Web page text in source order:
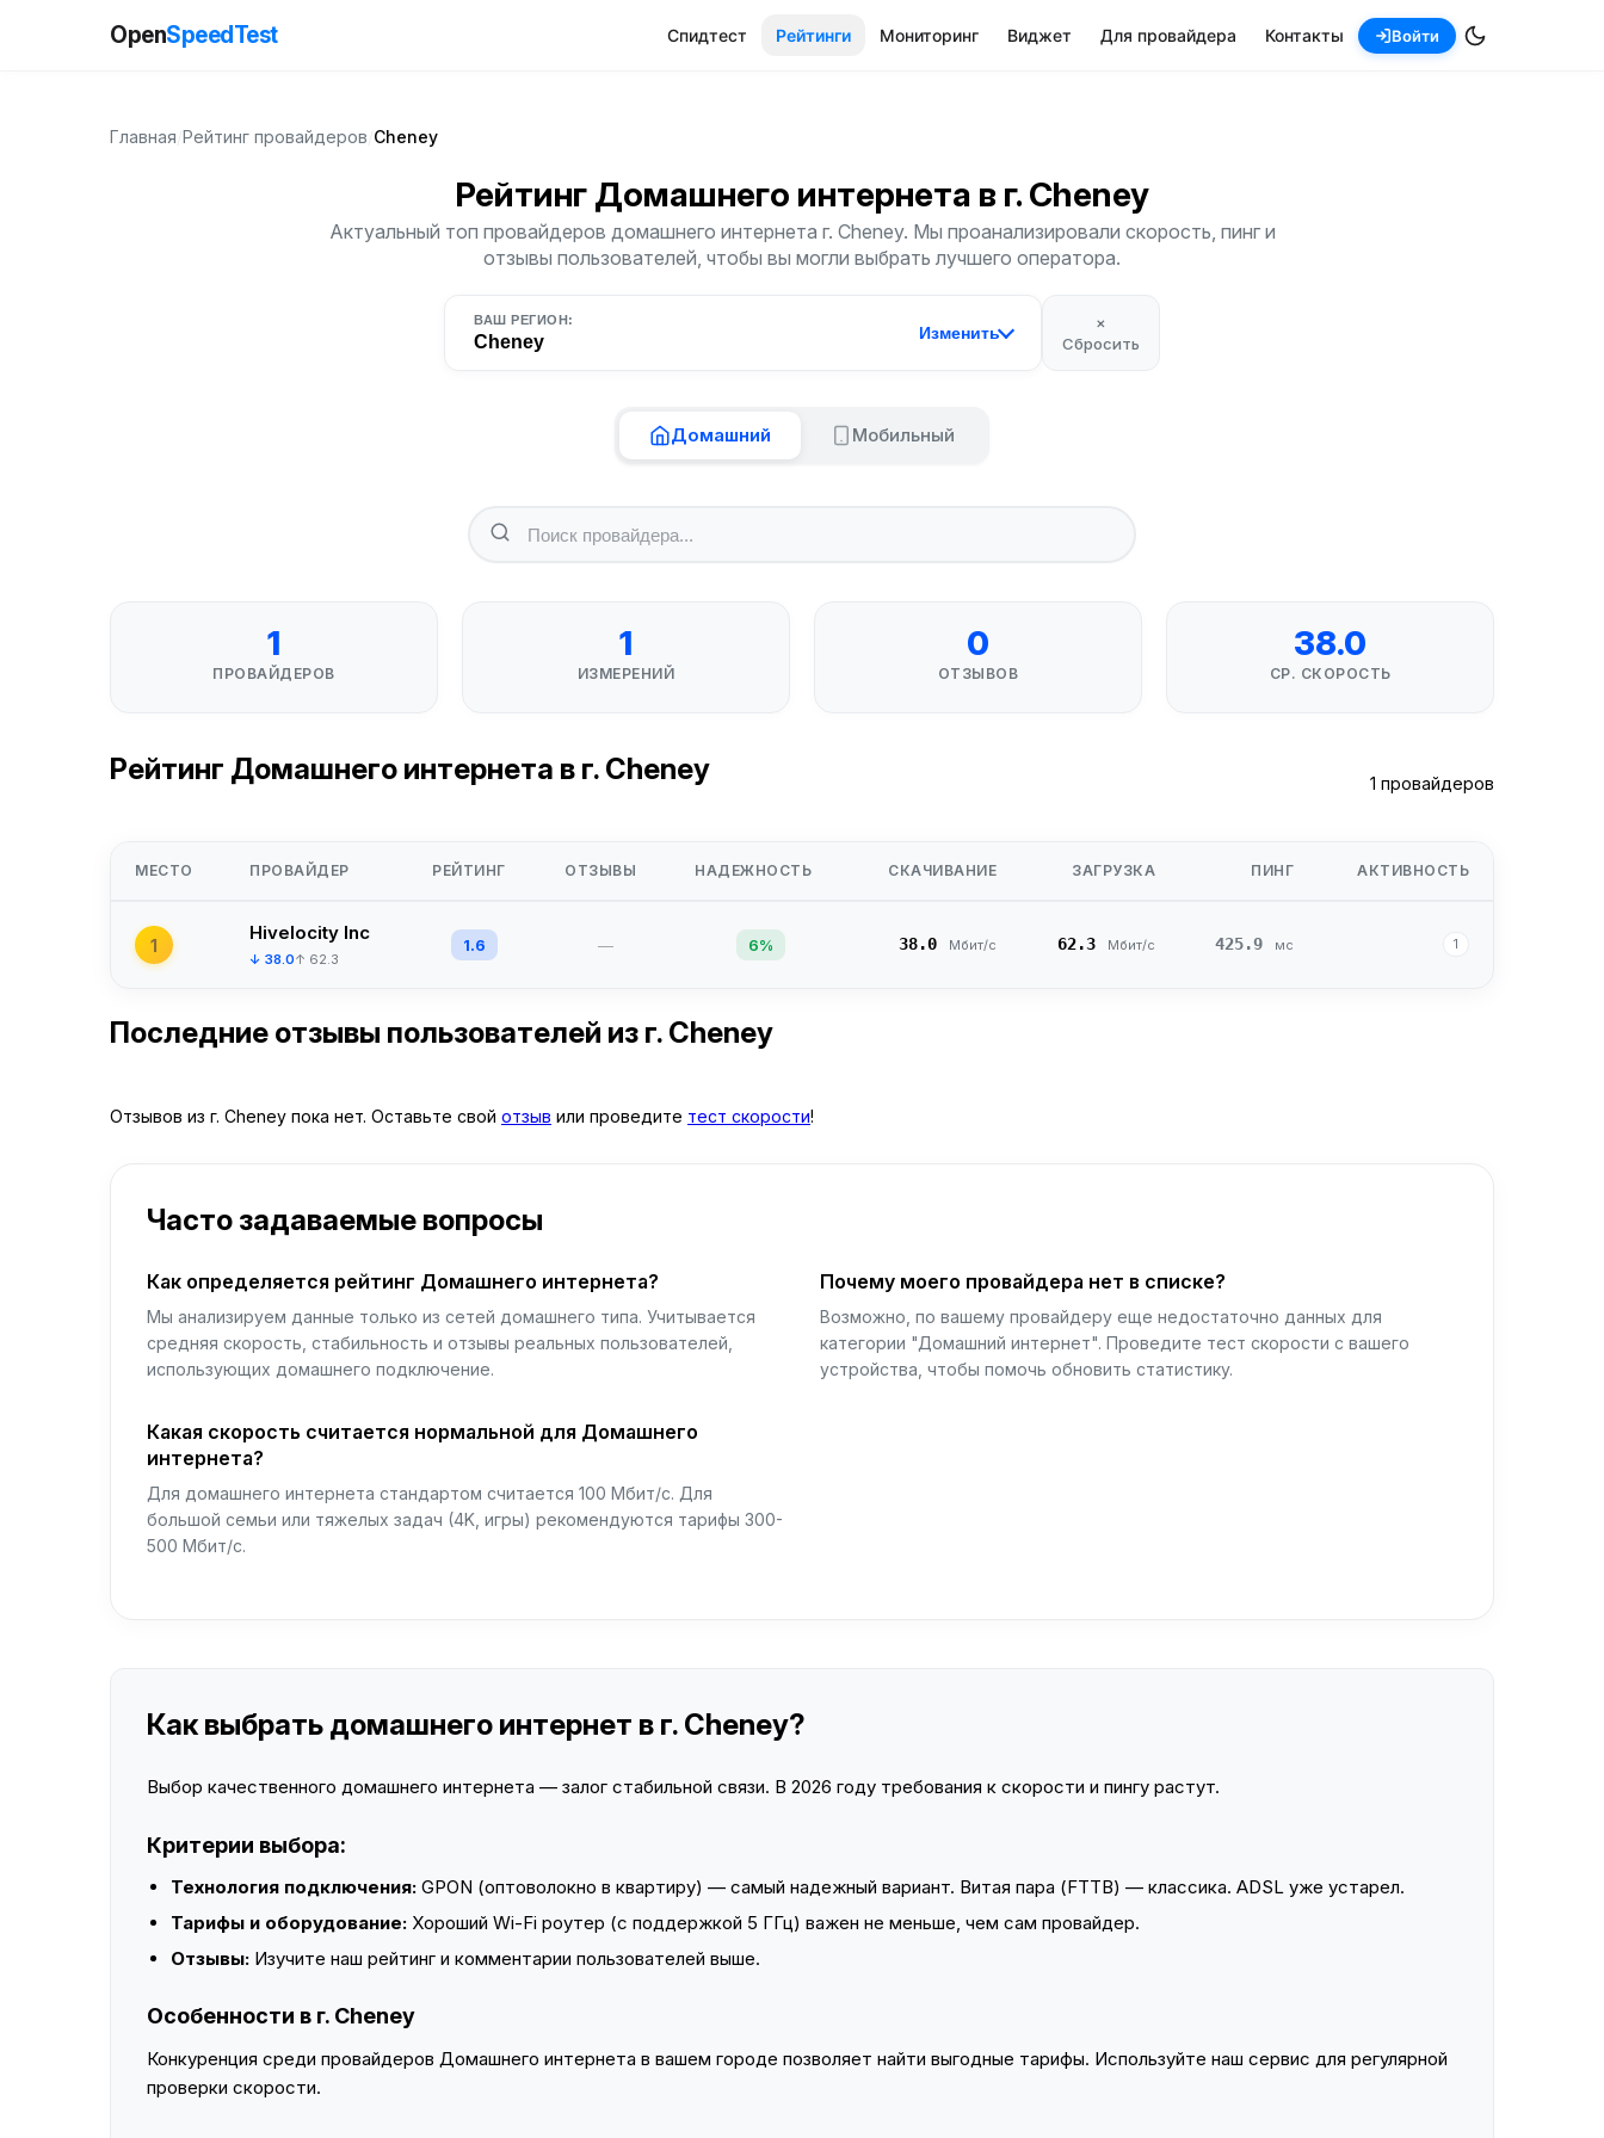
OpenSpeedTest Спидтест Рейтинги Мониторинг Виджет Для провайдера Контакты Войти
Главная Рейтинг провайдеров Cheney
Рейтинг Домашнего интернета в г. Cheney
Актуальный топ провайдеров домашнего интернета г. Cheney. Мы проанализировали скорость, пинг и
отзывы пользователей, чтобы вы могли выбрать лучшего оператора.
ВАШ РЕГИОН:
Cheney Изменить
×
Сбросить
Домашний Мобильный
1
ПРОВАЙДЕРОВ
1
ИЗМЕРЕНИЙ
0
ОТЗЫВОВ
38.0
СР. СКОРОСТЬ
Рейтинг Домашнего интернета в г. Cheney 1 провайдеров
МЕСТО ПРОВАЙДЕР РЕЙТИНГ ОТЗЫВЫ НАДЕЖНОСТЬ СКАЧИВАНИЕ ЗАГРУЗКА ПИНГ АКТИВНОСТЬ
1
Hivelocity Inc
↓ 38.0↑ 62.3
1.6 — 6% 38.0 Мбит/с 62.3 Мбит/с 425.9 мс 1
Последние отзывы пользователей из г. Cheney
Отзывов из г. Cheney пока нет. Оставьте свой отзыв или проведите тест скорости!
Часто задаваемые вопросы
Как определяется рейтинг Домашнего интернета?
Мы анализируем данные только из сетей домашнего типа. Учитывается
средняя скорость, стабильность и отзывы реальных пользователей,
использующих домашнего подключение.
Почему моего провайдера нет в списке?
Возможно, по вашему провайдеру еще недостаточно данных для
категории "Домашний интернет". Проведите тест скорости с вашего
устройства, чтобы помочь обновить статистику.
Какая скорость считается нормальной для Домашнего
интернета?
Для домашнего интернета стандартом считается 100 Мбит/с. Для
большой семьи или тяжелых задач (4K, игры) рекомендуются тарифы 300-
500 Мбит/с.
Как выбрать домашнего интернет в г. Cheney?
Выбор качественного домашнего интернета — залог стабильной связи. В 2026 году требования к скорости и пингу растут.
Критерии выбора:
Технология подключения: GPON (оптоволокно в квартиру) — самый надежный вариант. Витая пара (FTTB) — классика. ADSL уже устарел.
Тарифы и оборудование: Хороший Wi-Fi роутер (с поддержкой 5 ГГц) важен не меньше, чем сам провайдер.
Отзывы: Изучите наш рейтинг и комментарии пользователей выше.
Особенности в г. Cheney
Конкуренция среди провайдеров Домашнего интернета в вашем городе позволяет найти выгодные тарифы. Используйте наш сервис для регулярной
проверки скорости.